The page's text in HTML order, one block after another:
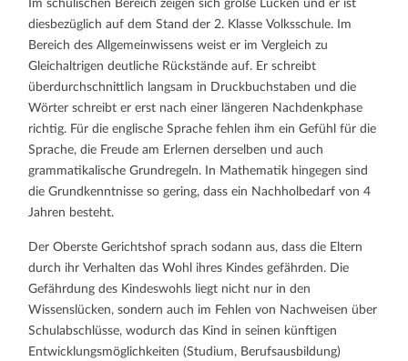
Im schulischen Bereich zeigen sich große Lücken und er ist
diesbezüglich auf dem Stand der 2. Klasse Volksschule. Im
Bereich des Allgemeinwissens weist er im Vergleich zu
Gleichaltrigen deutliche Rückstände auf. Er schreibt
überdurchschnittlich langsam in Druckbuchstaben und die
Wörter schreibt er erst nach einer längeren Nachdenkphase
richtig. Für die englische Sprache fehlen ihm ein Gefühl für die
Sprache, die Freude am Erlernen derselben und auch
grammatikalische Grundregeln. In Mathematik hingegen sind
die Grundkenntnisse so gering, dass ein Nachholbedarf von 4
Jahren besteht.
Der Oberste Gerichtshof sprach sodann aus, dass die Eltern
durch ihr Verhalten das Wohl ihres Kindes gefährden. Die
Gefährdung des Kindeswohls liegt nicht nur in den
Wissenslücken, sondern auch im Fehlen von Nachweisen über
Schulabschlüsse, wodurch das Kind in seinen künftigen
Entwicklungsmöglichkeiten (Studium, Berufsausbildung)